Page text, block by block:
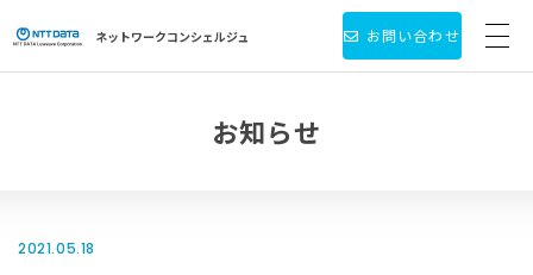
ネットワークコンシェルジュ お問い合わせ
お知らせ
2021.05.18